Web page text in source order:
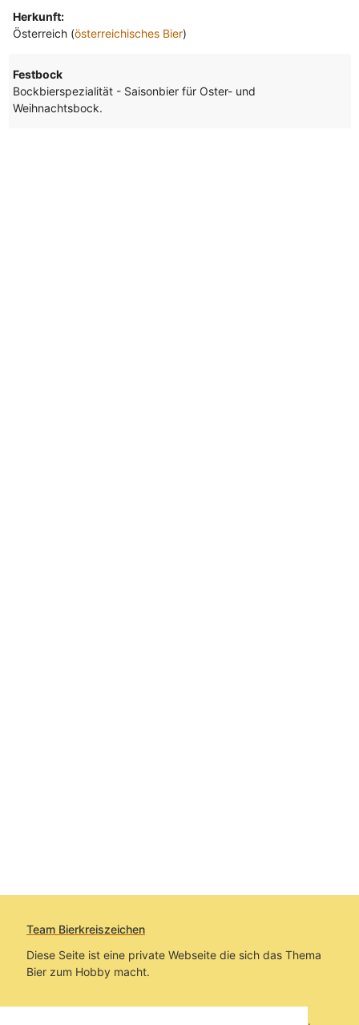
Herkunft:
Österreich (österreichisches Bier)
Festbock
Bockbierspezialität - Saisonbier für Oster- und
Weihnachtsbock.
Team Bierkreiszeichen
Diese Seite ist eine private Webseite die sich das Thema
Bier zum Hobby macht.